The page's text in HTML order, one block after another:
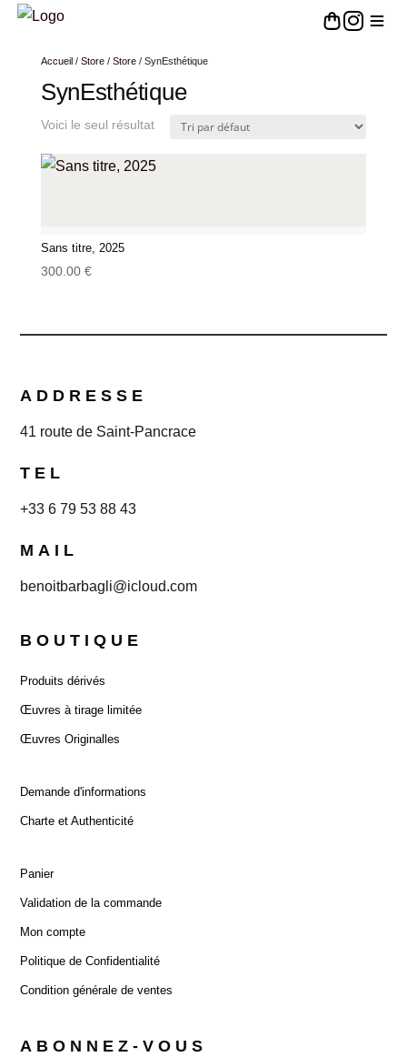
Accueil/ Store/ Store/ SynEsthétique
SynEsthétique
Voici le seul résultat
Sans titre, 2025
300.00 €
ADDRESSE
41 route de Saint-Pancrace
TEL
+33 6 79 53 88 43
MAIL
benoitbarbagli@icloud.com
BOUTIQUE
Produits dérivés
Œuvres à tirage limitée
Œuvres Originalles
Demande d'informations
Charte et Authenticité
Panier
Validation de la commande
Mon compte
Politique de Confidentialité
Condition générale de ventes
ABONNEZ-VOUS